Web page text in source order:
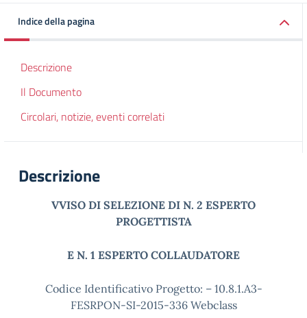
Indice della pagina
Descrizione
Il Documento
Circolari, notizie, eventi correlati
Descrizione
VVISO DI SELEZIONE DI N. 2 ESPERTO
PROGETTISTA
E N. 1 ESPERTO COLLAUDATORE
Codice Identificativo Progetto: – 10.8.1.A3-
FESRPON-SI-2015-336 Webclass